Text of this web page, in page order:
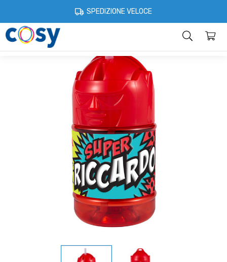
SPEDIZIONE VELOCE
Tazze borracce e piatti Borracce con nome o dedica
Account Contatti Informazioni